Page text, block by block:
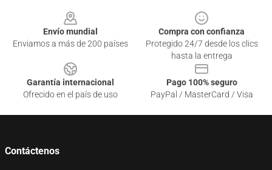
Envío mundial
Enviamos a más de 200 países
Compra con confianza
Protegido 24/7 desde los clics
hasta la entrega
Garantía internacional
Ofrecido en el país de uso
Pago 100% seguro
PayPal / MasterCard / Visa
Contáctenos